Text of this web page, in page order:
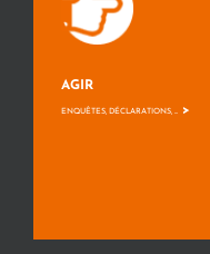
AGIR
ENQUÊTES, DÉCLARATIONS, ... >